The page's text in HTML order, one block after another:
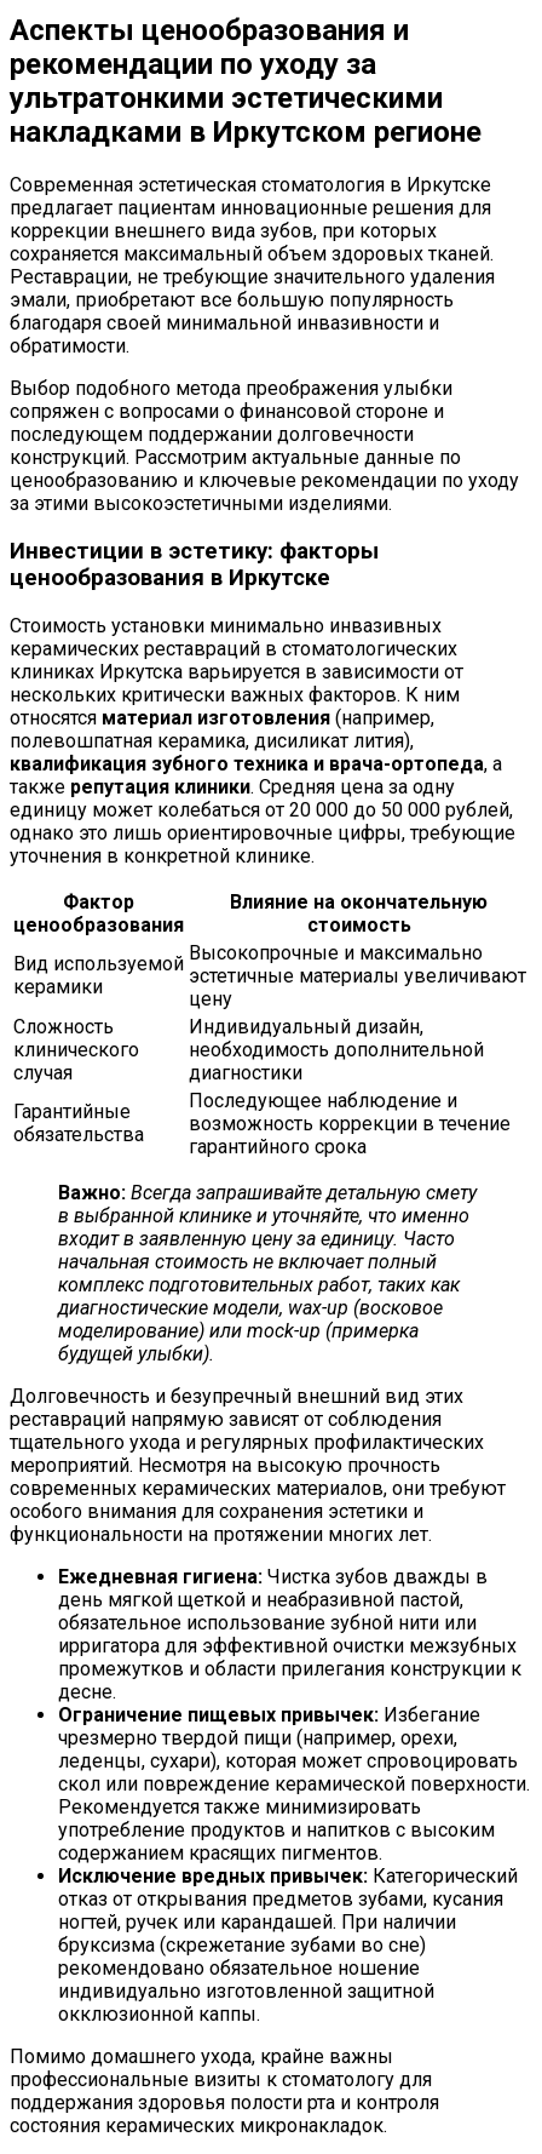
Аспекты ценообразования и
рекомендации по уходу за
ультратонкими эстетическими
накладками в Иркутском регионе
Современная эстетическая стоматология в Иркутске
предлагает пациентам инновационные решения для
коррекции внешнего вида зубов, при которых
сохраняется максимальный объем здоровых тканей.
Реставрации, не требующие значительного удаления
эмали, приобретают все большую популярность
благодаря своей минимальной инвазивности и
обратимости.
Выбор подобного метода преображения улыбки
сопряжен с вопросами о финансовой стороне и
последующем поддержании долговечности
конструкций. Рассмотрим актуальные данные по
ценообразованию и ключевые рекомендации по уходу
за этими высокоэстетичными изделиями.
Инвестиции в эстетику: факторы
ценообразования в Иркутске
Стоимость установки минимально инвазивных
керамических реставраций в стоматологических
клиниках Иркутска варьируется в зависимости от
нескольких критически важных факторов. К ним
относятся материал изготовления (например,
полевошпатная керамика, дисиликат лития),
квалификация зубного техника и врача-ортопеда, а
также репутация клиники. Средняя цена за одну
единицу может колебаться от 20 000 до 50 000 рублей,
однако это лишь ориентировочные цифры, требующие
уточнения в конкретной клинике.
Фактор
ценообразования
Влияние на окончательную
стоимость
Вид используемой
керамики
Высокопрочные и максимально
эстетичные материалы увеличивают
цену
Сложность
клинического
случая
Индивидуальный дизайн,
необходимость дополнительной
диагностики
Гарантийные
обязательства
Последующее наблюдение и
возможность коррекции в течение
гарантийного срока
Важно: Всегда запрашивайте детальную смету
в выбранной клинике и уточняйте, что именно
входит в заявленную цену за единицу. Часто
начальная стоимость не включает полный
комплекс подготовительных работ, таких как
диагностические модели, wax-up (восковое
моделирование) или mock-up (примерка
будущей улыбки).
Долговечность и безупречный внешний вид этих
реставраций напрямую зависят от соблюдения
тщательного ухода и регулярных профилактических
мероприятий. Несмотря на высокую прочность
современных керамических материалов, они требуют
особого внимания для сохранения эстетики и
функциональности на протяжении многих лет.
Ежедневная гигиена: Чистка зубов дважды в
день мягкой щеткой и неабразивной пастой,
обязательное использование зубной нити или
ирригатора для эффективной очистки межзубных
промежутков и области прилегания конструкции к
десне.
Ограничение пищевых привычек: Избегание
чрезмерно твердой пищи (например, орехи,
леденцы, сухари), которая может спровоцировать
скол или повреждение керамической поверхности.
Рекомендуется также минимизировать
употребление продуктов и напитков с высоким
содержанием красящих пигментов.
Исключение вредных привычек: Категорический
отказ от открывания предметов зубами, кусания
ногтей, ручек или карандашей. При наличии
бруксизма (скрежетание зубами во сне)
рекомендовано обязательное ношение
индивидуально изготовленной защитной
окклюзионной каппы.
Помимо домашнего ухода, крайне важны
профессиональные визиты к стоматологу для
поддержания здоровья полости рта и контроля
состояния керамических микронакладок.